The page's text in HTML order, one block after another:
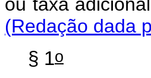
ou taxa
(Redação dada
§ 1o